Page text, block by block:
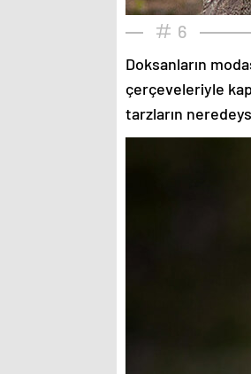
6
Doksanların
çerçeveleriyle
tarzların